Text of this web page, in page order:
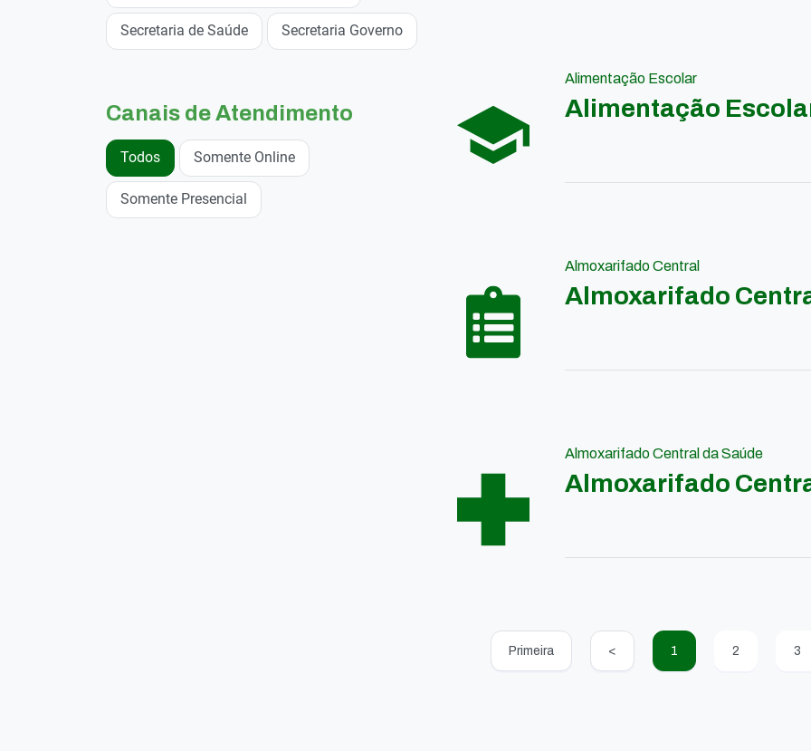
Secretaria de Saúde Secretaria Governo
Canais de Atendimento
Todos Somente Online
Somente Presencial
Alimentação Escolar
Alimentação
Almoxarifado Central
Almoxarifado
Almoxarifado Central da Saúde
Almoxarifado
Primeira < 1 2 3